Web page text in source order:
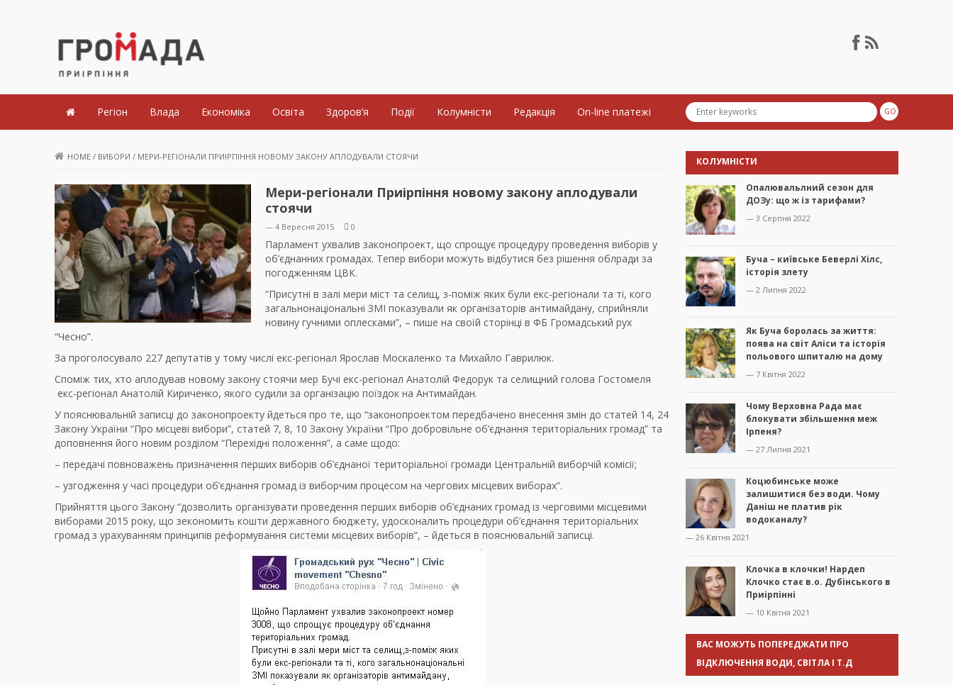
Громада Приірпіння
Регіон Влада Економіка Освіта Здоров’я Події Колумністи Редакція On-line платежі
HOME / ВИБОРИ / МЕРИ-РЕГІОНАЛИ ПРИІРПІННЯ НОВОМУ ЗАКОНУ АПЛОДУВАЛИ СТОЯЧИ
Мери-регіонали Приірпіння новому закону аплодували
стоячи
— 4 Вересня 2015 0
Парламент ухвалив законопроект, що спрощує процедуру проведення виборів у
об’єднанних громадах. Тепер вибори можуть відбутися без рішення облради за
погодженням ЦВК.
“Присутні в залі мери міст та селищ, з-поміж яких були екс-регіонали та ті, кого
загальнонаціональні ЗМІ показували як організаторів антимайдану, сприйняли
новину гучними оплесками”, – пише на своїй сторінці в ФБ Громадський рух
“Чесно”.
За проголосувало 227 депутатів у тому числі екс-регіонал Ярослав Москаленко та Михайло Гаврилюк.
Споміж тих, хто аплодував новому закону стоячи мер Бучі екс-регіонал Анатолій Федорук та селищний голова Гостомеля
екс-регіонал Анатолій Кириченко, якого судили за організацію поїздок на Антимайдан.
У пояснювальній записці до законопроекту йдеться про те, що “законопроектом передбачено внесення змін до статей 14, 24
Закону України “Про місцеві вибори”, статей 7, 8, 10 Закону України “Про добровільне об’єднання територіальних громад” та
доповнення його новим розділом “Перехідні положення”, а саме щодо:
– передачі повноважень призначення перших виборів об’єднаної територіальної громади Центральній виборчій комісії;
– узгодження у часі процедури об’єднання громад із виборчим процесом на чергових місцевих виборах”.
Прийняття цього Закону “дозволить організувати проведення перших виборів об’єднаних громад із черговими місцевими
виборами 2015 року, що зекономить кошти державного бюджету, удосконалить процедури об’єднання територіальних
громад з урахуванням принципів реформування системи місцевих виборів”, – йдеться в пояснювальній записці.
КОЛУМНІСТИ
Опалювальлний сезон для
ДОЗу: що ж із тарифами?
— 3 Серпня 2022
Буча – київське Беверлі Хілс,
історія злету
— 2 Липня 2022
Як Буча боролась за життя:
поява на світ Аліси та історія
польового шпиталю на дому
— 7 Квітня 2022
Чому Верховна Рада має
блокувати збільшення меж
Ірпеня?
— 27 Липня 2021
Коцюбинське може
залишитися без води. Чому
Даніш не платив рік
водоканалу?
— 26 Квітня 2021
Клочка в клочки! Нардеп
Клочко стає в.о. Дубінського в
Приірпінні
— 10 Квітня 2021
ВАС МОЖУТЬ ПОПЕРЕДЖАТИ ПРО
ВІДКЛЮЧЕННЯ ВОДИ, СВІТЛА І Т.Д